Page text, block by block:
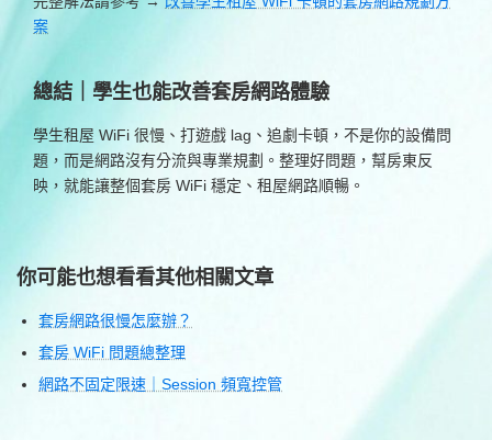
案
總結｜學生也能改善套房網路體驗
學生租屋 WiFi 很慢、打遊戲 lag、追劇卡頓，不是你的設備問
題，而是網路沒有分流與專業規劃。整理好問題，幫房東反
映，就能讓整個套房 WiFi 穩定、租屋網路順暢。
你可能也想看看其他相關文章
套房網路很慢怎麼辦？
套房 WiFi 問題總整理
網路不固定限速｜Session 頻寬控管